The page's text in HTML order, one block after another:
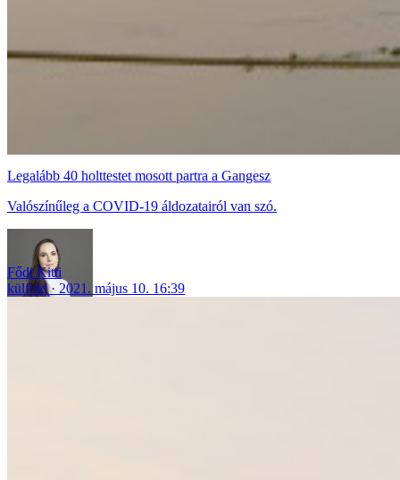
Legalább 40 holttestet mosott partra a Gangesz
Valószínűleg a COVID-19 áldozatairól van szó.
Fődi Kitti
külföld
2021. május 10. 16:39